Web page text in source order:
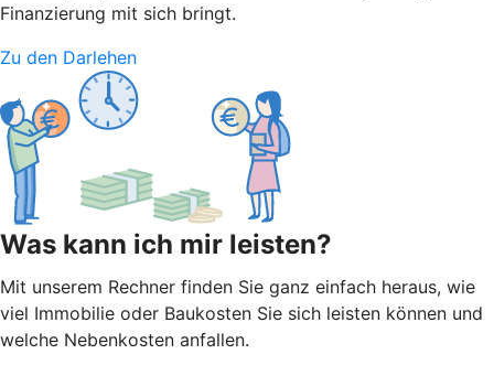
Finanzierung mit sich bringt.
Zu den Darlehen
Was kann ich mir leisten?
Mit unserem Rechner finden Sie ganz einfach heraus, wie
viel Immobilie oder Baukosten Sie sich leisten können und
welche Nebenkosten anfallen.